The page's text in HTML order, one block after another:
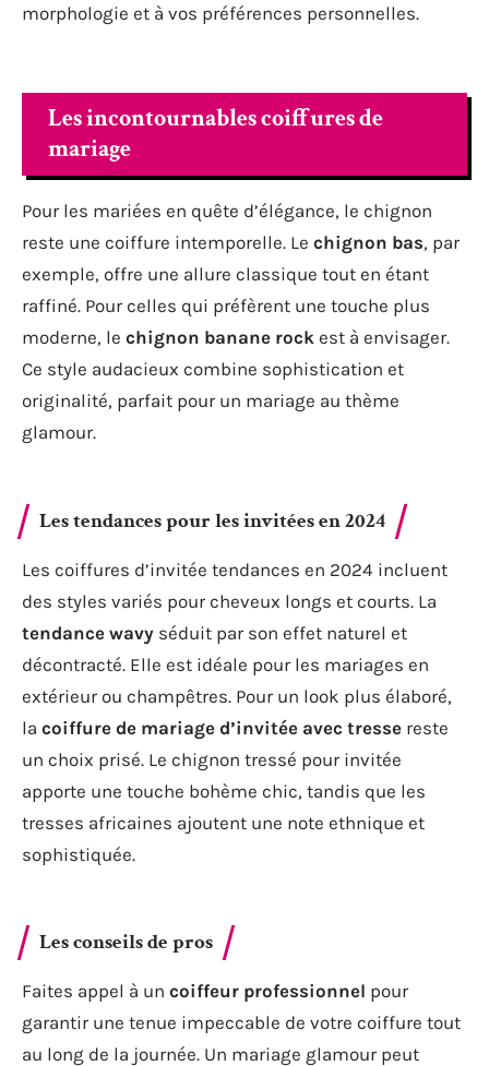
morphologie et à vos préférences personnelles.
Les incontournables coiffures de
mariage
Pour les mariées en quête d’élégance, le chignon
reste une coiffure intemporelle. Le chignon bas, par
exemple, offre une allure classique tout en étant
raffiné. Pour celles qui préfèrent une touche plus
moderne, le chignon banane rock est à envisager.
Ce style audacieux combine sophistication et
originalité, parfait pour un mariage au thème
glamour.
Les tendances pour les invitées en 2024
Les coiffures d’invitée tendances en 2024 incluent
des styles variés pour cheveux longs et courts. La
tendance wavy séduit par son effet naturel et
décontracté. Elle est idéale pour les mariages en
extérieur ou champêtres. Pour un look plus élaboré,
la coiffure de mariage d’invitée avec tresse reste
un choix prisé. Le chignon tressé pour invitée
apporte une touche bohème chic, tandis que les
tresses africaines ajoutent une note ethnique et
sophistiquée.
Les conseils de pros
Faites appel à un coiffeur professionnel pour
garantir une tenue impeccable de votre coiffure tout
au long de la journée. Un mariage glamour peut